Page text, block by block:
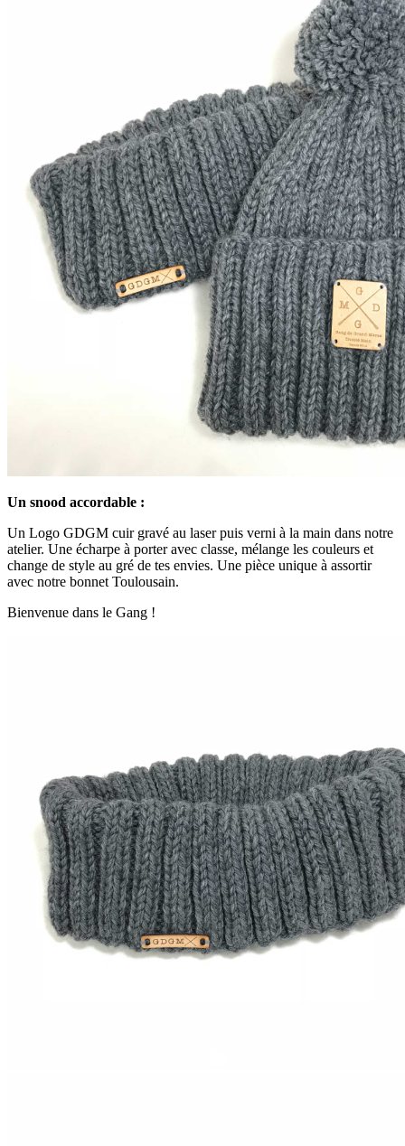
Un snood accordable :
Un Logo GDGM cuir gravé au laser puis verni à la main dans notre
atelier. Une écharpe à porter avec classe, mélange les couleurs et
change de style au gré de tes envies. Une pièce unique à assortir
avec notre bonnet Toulousain.
Bienvenue dans le Gang !